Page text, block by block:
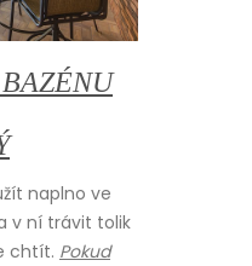
naplno ve
v ní trávit tolik
chtít. Pokud